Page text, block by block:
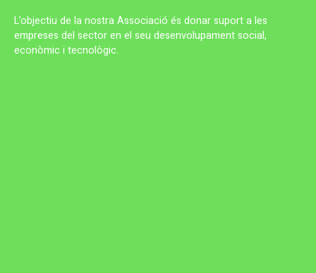
L’objectiu de la nostra Associació és donar suport a les
empreses del sector en el seu desenvolupament social,
econòmic i tecnològic.